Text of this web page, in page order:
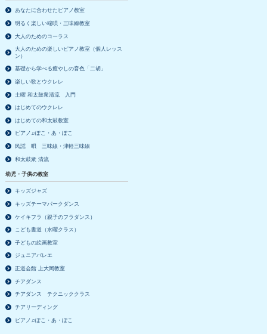
あなたに合わせたピアノ教室
明るく楽しい端唄・三味線教室
大人のためのコーラス
大人のための楽しいピアノ教室（個人レッス
ン）
基礎から学べる癒やしの音色「二胡」
楽しい歌とウクレレ
土曜 和太鼓衆清流 入門
はじめてのウクレレ
はじめての和太鼓教室
ピアノ♫ぽこ・あ・ぽこ
民謡 唄 三味線・津軽三味線
和太鼓衆 清流
幼児・子供の教室
キッズジャズ
キッズテーマパークダンス
ケイキフラ（親子のフラダンス）
こども書道（水曜クラス）
子どもの絵画教室
ジュニアバレエ
正道会館 上大岡教室
チアダンス
チアダンス テクニッククラス
チアリーディング
ピアノ♫ぽこ・あ・ぽこ